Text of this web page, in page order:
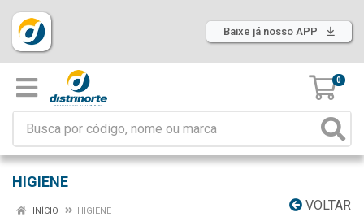
Baixe já nosso APP
0
HIGIENE
VOLTAR
INÍCIO HIGIENE